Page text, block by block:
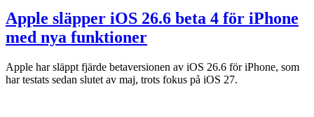
Apple släpper iOS 26.6 beta 4 för iPhone
med nya funktioner
Apple har släppt fjärde betaversionen av iOS 26.6 för iPhone, som
har testats sedan slutet av maj, trots fokus på iOS 27.